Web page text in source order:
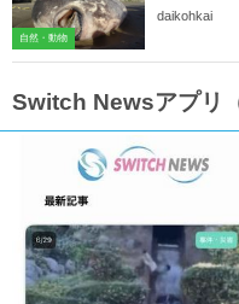
自然・動物
daikohkai
Switch Newsアプリ